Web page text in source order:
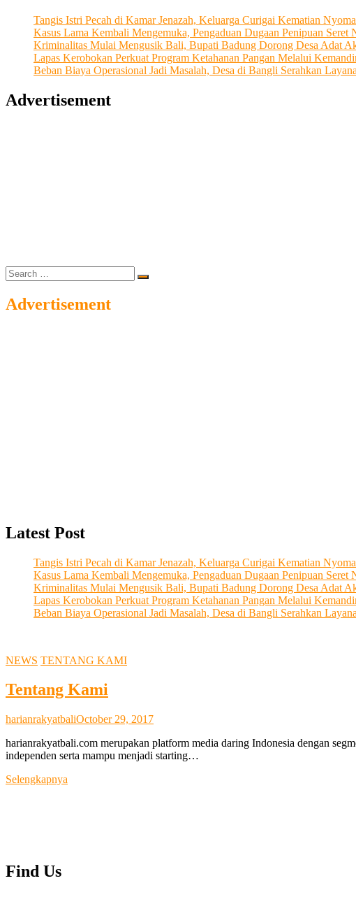
Ekonomi,
Tanpa
Ganggu
Lalu
Lintas
Tangis Istri Pecah di Kamar Jenazah, Keluarga Curigai Kematian
Kasus Lama Kembali Mengemuka, Pengaduan Dugaan Penipuan
Kriminalitas Mulai Mengusik Bali, Bupati Badung Dorong Desa Adat
Lapas Kerobokan Perkuat Program Ketahanan Pangan Melalui
Beban Biaya Operasional Jadi Masalah, Desa di Bangli Serahkan
Advertisement
Search
…
Advertisement
Latest Post
Tangis Istri Pecah di Kamar Jenazah, Keluarga Curigai Kematian
Kasus Lama Kembali Mengemuka, Pengaduan Dugaan Penipuan
Kriminalitas Mulai Mengusik Bali, Bupati Badung Dorong Desa Adat
Lapas Kerobokan Perkuat Program Ketahanan Pangan Melalui
Beban Biaya Operasional Jadi Masalah, Desa di Bangli Serahkan
NEWS TENTANG KAMI
Tentang Kami
harianrakyatbaliOctober 29, 2017
harianrakyatbali.com merupakan platform media daring Indonesia dengan
independen serta mampu menjadi starting…
Selengkapnya
Find Us